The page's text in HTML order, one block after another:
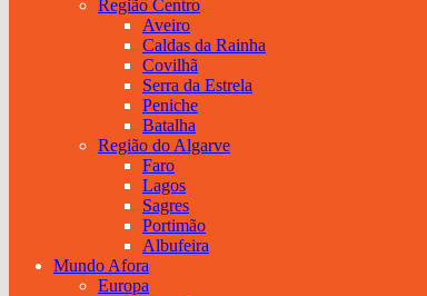
Região Centro
Aveiro
Caldas da Rainha
Covilhã
Serra da Estrela
Peniche
Batalha
Região do Algarve
Faro
Lagos
Sagres
Portimão
Albufeira
Mundo Afora
Europa